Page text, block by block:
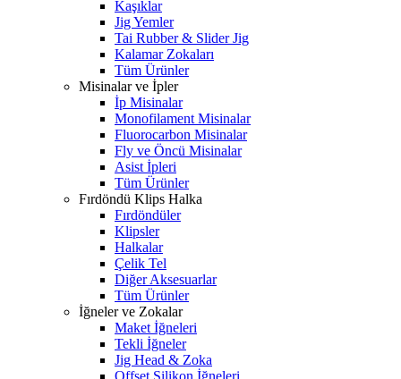
Kaşıklar
Jig Yemler
Tai Rubber & Slider Jig
Kalamar Zokaları
Tüm Ürünler
Misinalar ve İpler
İp Misinalar
Monofilament Misinalar
Fluorocarbon Misinalar
Fly ve Öncü Misinalar
Asist İpleri
Tüm Ürünler
Fırdöndü Klips Halka
Fırdöndüler
Klipsler
Halkalar
Çelik Tel
Diğer Aksesuarlar
Tüm Ürünler
İğneler ve Zokalar
Maket İğneleri
Tekli İğneler
Jig Head & Zoka
Offset Silikon İğneleri